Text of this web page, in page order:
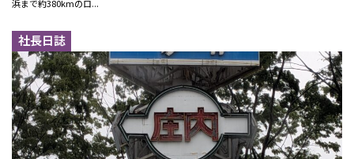
浜まで約380kmのロ...
社長日誌